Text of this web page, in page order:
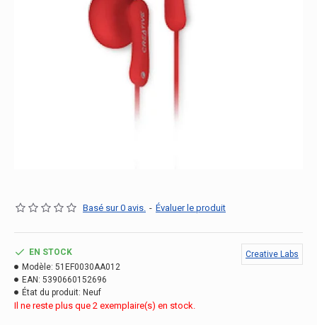
Basé sur 0 avis. - Évaluer le produit
EN STOCK
Modèle: 51EF0030AA012
EAN: 5390660152696
État du produit: Neuf
Creative Labs
Il ne reste plus que 2 exemplaire(s) en stock.